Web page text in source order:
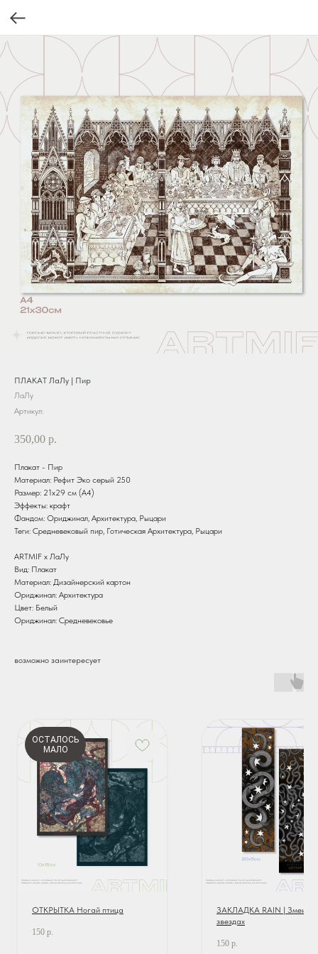
ПЛАКАТ ЛаЛу | Пир
ЛаЛу
Артикул:
350,00 р.
Плакат - Пир
Материал: Рефит Эко серый 250
Размер: 21x29 см (А4)
Эффекты: крафт
Фандом: Ориджинал, Архитектура, Рыцари
Теги: Средневековый пир, Готическая Архитектура, Рыцари
ARTMIF х ЛаЛу
Вид: Плакат
Материал: Дизайнерский картон
Ориджинал: Архитектура
Цвет: Белый
Ориджинал: Средневековье
возможно заинтересует
ОСТАЛОСЬ
МАЛО
ОТКРЫТКА Ногай птица
150 р.
ЗАКЛАДКА RAIN | Змеи в
звездах
150 р.